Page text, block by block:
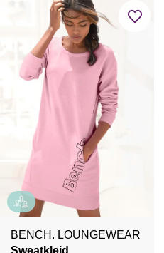
BENCH. LOUNGEWEAR
Sweatkleid